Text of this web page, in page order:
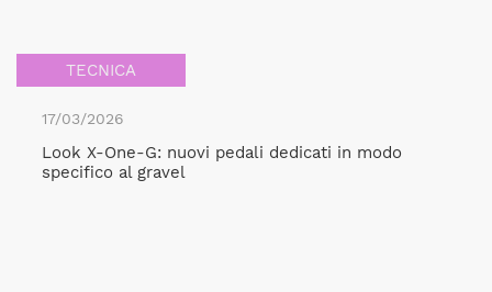
TECNICA
17/03/2026
Look X-One-G: nuovi pedali dedicati in modo
specifico al gravel